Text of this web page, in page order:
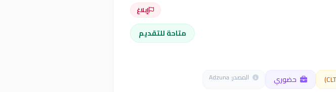
إبلاغ
متاحة للتقديم
حضوري المصدر: Adzuna